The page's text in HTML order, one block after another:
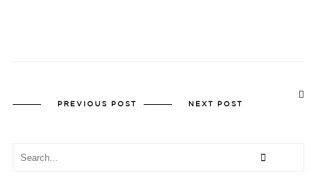
PREVIOUS POST NEXT POST